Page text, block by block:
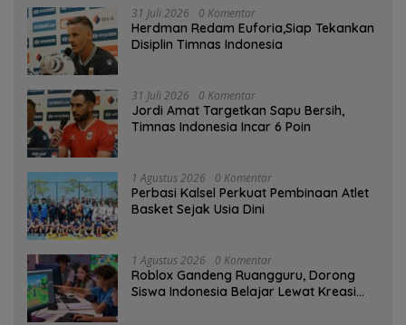
31 Juli 2026 0 Komentar
Herdman Redam Euforia,Siap Tekankan
Disiplin Timnas Indonesia
31 Juli 2026 0 Komentar
Jordi Amat Targetkan Sapu Bersih,
Timnas Indonesia Incar 6 Poin
1 Agustus 2026 0 Komentar
Perbasi Kalsel Perkuat Pembinaan Atlet
Basket Sejak Usia Dini
1 Agustus 2026 0 Komentar
Roblox Gandeng Ruangguru, Dorong
Siswa Indonesia Belajar Lewat Kreasi